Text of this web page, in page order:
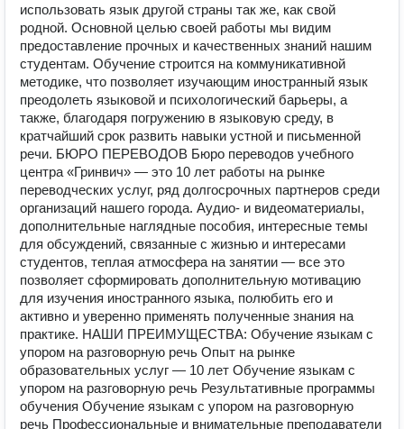
использовать язык другой страны так же, как свой
родной. Основной целью своей работы мы видим
предоставление прочных и качественных знаний нашим
студентам. Обучение строится на коммуникативной
методике, что позволяет изучающим иностранный язык
преодолеть языковой и психологический барьеры, а
также, благодаря погружению в языковую среду, в
кратчайший срок развить навыки устной и письменной
речи. БЮРО ПЕРЕВОДОВ Бюро переводов учебного
центра «Гринвич» — это 10 лет работы на рынке
переводческих услуг, ряд долгосрочных партнеров среди
организаций нашего города. Аудио- и видеоматериалы,
дополнительные наглядные пособия, интересные темы
для обсуждений, связанные с жизнью и интересами
студентов, теплая атмосфера на занятии — все это
позволяет сформировать дополнительную мотивацию
для изучения иностранного языка, полюбить его и
активно и уверенно применять полученные знания на
практике. НАШИ ПРЕИМУЩЕСТВА: Обучение языкам с
упором на разговорную речь Опыт на рынке
образовательных услуг — 10 лет Обучение языкам с
упором на разговорную речь Результативные программы
обучения Обучение языкам с упором на разговорную
речь Профессиональные и внимательные преподаватели